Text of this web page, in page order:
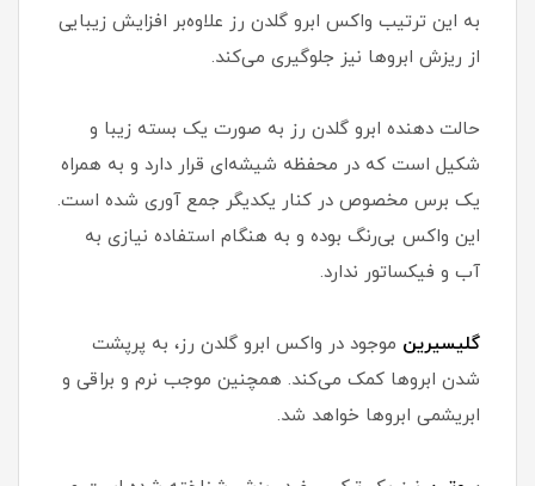
به این ترتیب واکس ابرو گلدن رز علاوه‌بر افزایش زیبایی
از ریزش ابروها نیز جلوگیری می‌کند.
حالت دهنده ابرو گلدن رز به صورت یک بسته زیبا و
شکیل است که در محفظه شیشه‌ای قرار دارد و به همراه
یک برس مخصوص در کنار یکدیگر جمع آوری شده است.
این واکس بی‌رنگ بوده و به هنگام استفاده نیازی به
آب و فیکساتور ندارد.
گلیسیرین موجود در واکس ابرو گلدن رز، به پرپشت
شدن ابروها کمک می‌کند. همچنین موجب نرم و براقی و
ابریشمی ابروها خواهد شد.